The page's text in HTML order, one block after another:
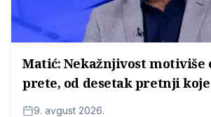
Matić: Nekažnjivost motiviše
prete, od desetak pretnji
prijavio - nijedna razrešena
9. avgust 2026.